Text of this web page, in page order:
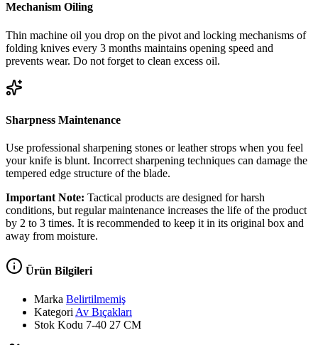
Mechanism Oiling
Thin machine oil you drop on the pivot and locking mechanisms of
folding knives every 3 months maintains opening speed and
prevents wear. Do not forget to clean excess oil.
Sharpness Maintenance
Use professional sharpening stones or leather strops when you feel
your knife is blunt. Incorrect sharpening techniques can damage the
tempered edge structure of the blade.
Important Note: Tactical products are designed for harsh
conditions, but regular maintenance increases the life of the product
by 2 to 3 times. It is recommended to keep it in its original box and
away from moisture.
Ürün Bilgileri
Marka Belirtilmemiş
Kategori Av Bıçakları
Stok Kodu 7-40 27 CM